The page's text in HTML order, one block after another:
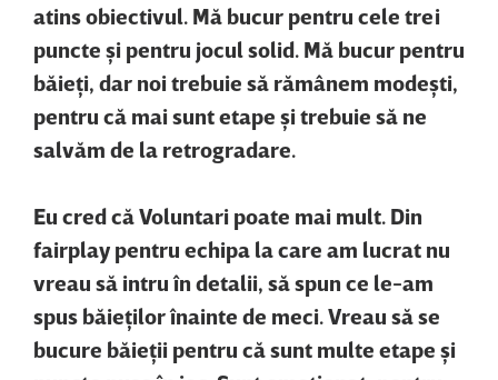
atins obiectivul. Mă bucur pentru cele trei
puncte şi pentru jocul solid. Mă bucur pentru
băieţi, dar noi trebuie să rămânem modeşti,
pentru că mai sunt etape şi trebuie să ne
salvăm de la retrogradare.
Eu cred că Voluntari poate mai mult. Din
fairplay pentru echipa la care am lucrat nu
vreau să intru în detalii, să spun ce le-am
spus băieţilor înainte de meci. Vreau să se
bucure băieţii pentru că sunt multe etape şi